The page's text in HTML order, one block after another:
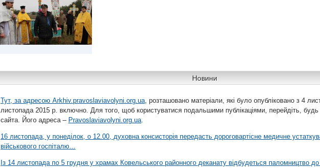
Новини
Тут, за адресою Arkhiv.pravoslaviavolyni.org.ua, розташовано матеріали, які було опубліковано з 4
листопада 2015 р. включно. Для того, щоб користуватися подальшими публікаціями, перейдіть,
сайта. Його адреса – Pravoslaviavolyni.org.ua.
16 листопада, у понеділок, о 12.00, духовна консисторія передасть дороговартісне медичне
військового госпіталю...
Із 14 листопада по 5 грудня у храмах Ковельського районного деканату відбудеться паломництво